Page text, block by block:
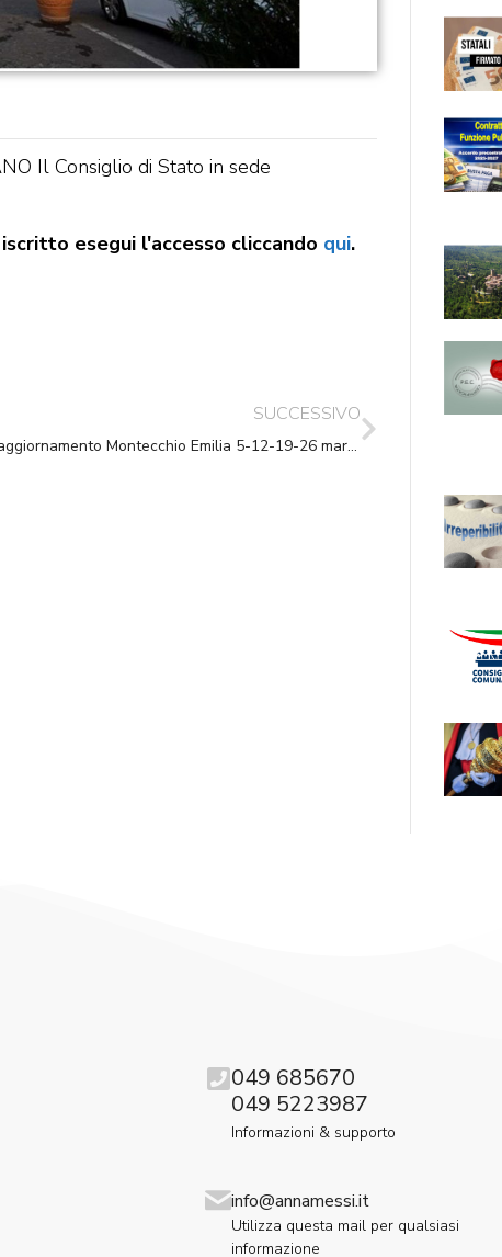
Il Consiglio di Stato in sede
esegui l'accesso cliccando qui.
SUCCESSIVO
Corso di aggiornamento Montecchio Emilia 5-12-19-26 marzo 2008
049 685670
049 5223987
Informazioni & supporto
info@annamessi.it
Utilizza questa mail per qualsiasi
informazione